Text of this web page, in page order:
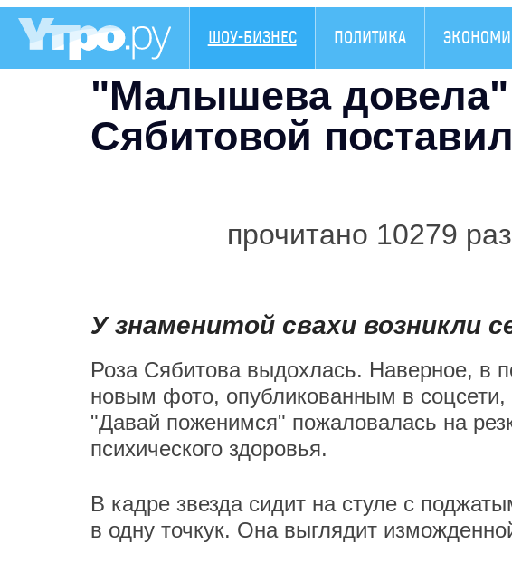
ШОУ-БИЗНЕС ПОЛИТИКА
"Малышева
Сябитовой
прочитано 10279 раз
У знаменитой свахи возникли
Роза Сябитова выдохлась. Наверное, в
новым фото, опубликованным в
"Давай поженимся" пожаловалась на
психического здоровья.
В кадре звезда сидит на стуле с
в одну точкук. Она выглядит